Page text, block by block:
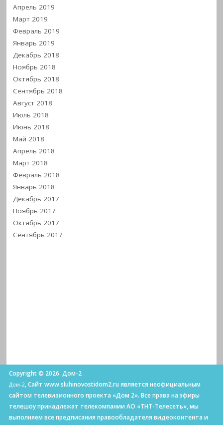
Апрель 2019
Март 2019
Февраль 2019
Январь 2019
Декабрь 2018
Ноябрь 2018
Октябрь 2018
Сентябрь 2018
Август 2018
Июль 2018
Июнь 2018
Май 2018
Апрель 2018
Март 2018
Февраль 2018
Январь 2018
Декабрь 2017
Ноябрь 2017
Октябрь 2017
Сентябрь 2017
Copyright © 2026. Дом-2
Дом-2, Сайт www.sluhinovostidom2.ru является неофициальным
сайтом телевизионного проекта «Дом 2». Все права на эфиры
телешоу принадлежат телекомпании АО «ТНТ-Телесеть», мы
выполняем все предписания правообладателя видеоконтента и